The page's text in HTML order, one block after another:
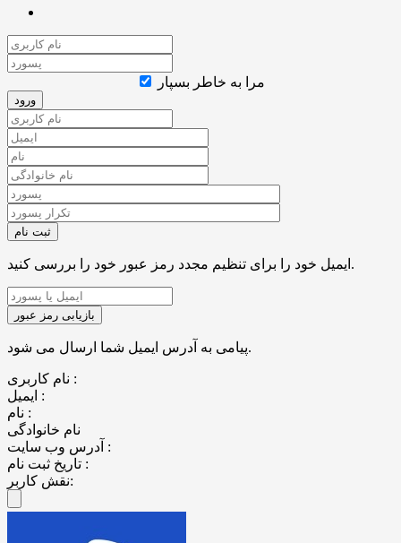
مرا به خاطر بسپار
ایمیل خود را برای تنظیم مجدد رمز عبور خود را بررسی کنید.
پیامی به آدرس ایمیل شما ارسال می شود.
نام کاربری :
ایمیل :
نام :
نام خانوادگی
آدرس وب سایت :
تاریخ ثبت نام :
نقش کاربر: